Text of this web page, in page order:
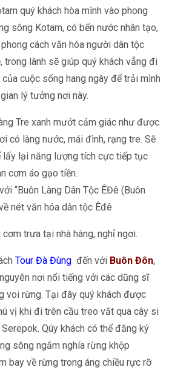
quý khách hòa mình vào phong
sông Kotam, có bến nước nhân tạo,
cách văn hóa người dân tộc
trong lành sẽ giúp quý khách vẳng đi
cuộc sống hang ngày để trải mình
lý tưởng nơi này.
Tre xanh mướt cảm giác như được
có làng nước, mái đình, rạng tre. Sẽ
lấy lại năng lượng tích cực tiếp tục
cơm áo gạo tiền.
“Buôn Làng Dân Tộc ÊĐê (Buôn
nét văn hóa dân tộc Êđê
cơm trưa tại nhà hàng, nghỉ ngơi.
Tour Đà Đùng đến với Buôn Đôn,
nơi nổi tiếng với các dũng sĩ
voi rừng. Tại đây quý khách được
vị khi đi trên cầu treo vắt qua cây si
Qúy khách có thể đăng ký
sông ngắm nghía rừng khộp
bay về rừng trong áng chiều rực rỡ